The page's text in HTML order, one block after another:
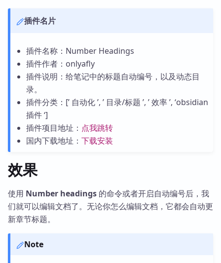
插件名片
插件名称：Number Headings
插件作者：onlyafly
插件说明：给笔记中的标题自动编号，以及动态目
录。
插件分类：[’ 自动化 ’, ’ 目录/标题 ’, ’ 效率 ’, ‘obsidian
插件 ‘]
插件项目地址： 点我跳转
国内下载地址： 下载安装
效果
使用 Number headings 的命令或者开启自动编号后，我
们就可以编辑文档了。无论你怎么编辑文档，它都会自动更
新章节标题。
Note